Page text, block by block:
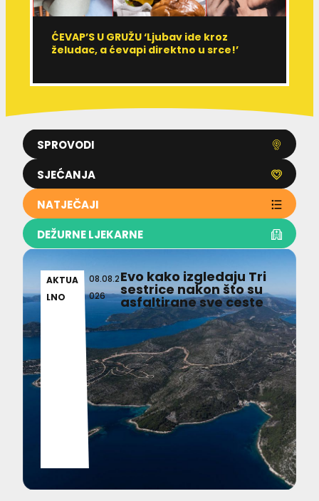
SPROVODI
SJEĆANJA
NATJEČAJI
DEŽURNE LJEKARNE
ĆEVAP’S U GRUŽU ‘Ljubav ide kroz
želudac, a ćevapi direktno u srce!’
AKTUA
LNO
08.08.2
026
Evo kako izgledaju Tri
sestrice nakon što su
asfaltirane sve ceste